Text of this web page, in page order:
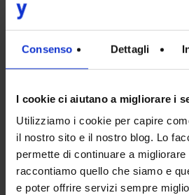
Consenso Dettagli
I cookie ci aiutano a migliorare i
Utilizziamo i cookie per capire
il nostro sito e il nostro blog. Lo
permette di continuare a
raccontiamo quello che siamo e
e poter offrire servizi sempre
Ana li si dell'a c cessibi